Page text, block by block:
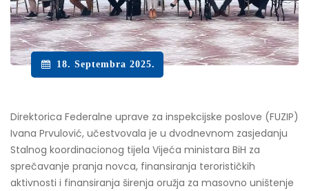
18. Septembra 2025.
Direktorica Federalne uprave za inspekcijske poslove (FUZIP)
Ivana Prvulović, učestvovala je u dvodnevnom zasjedanju
Stalnog koordinacionog tijela Vijeća ministara BiH za
sprečavanje pranja novca, finansiranja terorističkih
aktivnosti i finansiranja širenja oružja za masovno uništenje